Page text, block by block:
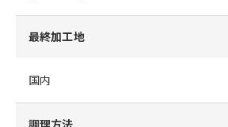
最終加工地
国内